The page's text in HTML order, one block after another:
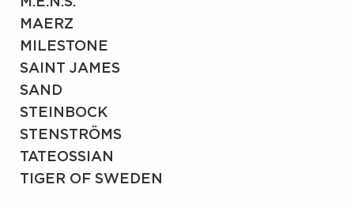
MAERZ
MILESTONE
SAINT JAMES
SAND
STEINBOCK
STENSTRÖMS
TATEOSSIAN
TIGER OF SWEDEN